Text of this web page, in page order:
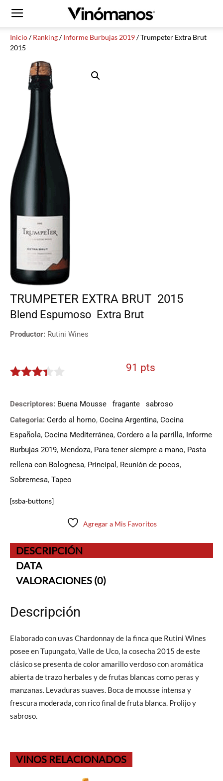
Inicio/Ranking/Informe Burbujas 2019/ Trumpeter Extra Brut
2015
TRUMPETER EXTRA BRUT 2015
Blend Espumoso Extra Brut
Productor: Rutini Wines
91 pts
Descriptores: Buena Mousse fragante
sabroso
Categoria: Cerdo al horno, Cocina Argentina, Cocina
Española, Cocina Mediterránea, Cordero a la parrilla, Informe
Burbujas 2019, Mendoza, Para tener siempre a mano, Pasta
rellena con Bolognesa, Principal , Reunión de pocos,
Sobremesa, Tapeo
[ssba-buttons]
Agregar a Mis Favoritos
DESCRIPCIÓN
DATA
VALORACIONES (0)
Descripción
Elaborado con uvas Chardonnay de la finca que Rutini Wines
posee en Tupungato, Valle de Uco, la cosecha 2015 de este
clásico se presenta de color amarillo verdoso con aromática
abierta de trazo herbales y de frutas blancas como peras y
manzanas. Levaduras suaves. Boca de mousse intensa y
frescura moderada, con rico final de fruta blanca. Prolijo y
sabroso.
VINOS RELACIONADOS